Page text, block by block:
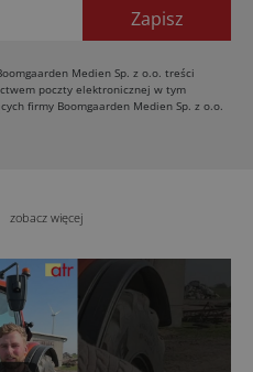
na wyższą rentowność
rolniczych w recesji
zobacz więcej
Medien Sp. z o.o. treści
poczty elektronicznej w tym
firmy Boomgaarden Medien Sp. z o.o.